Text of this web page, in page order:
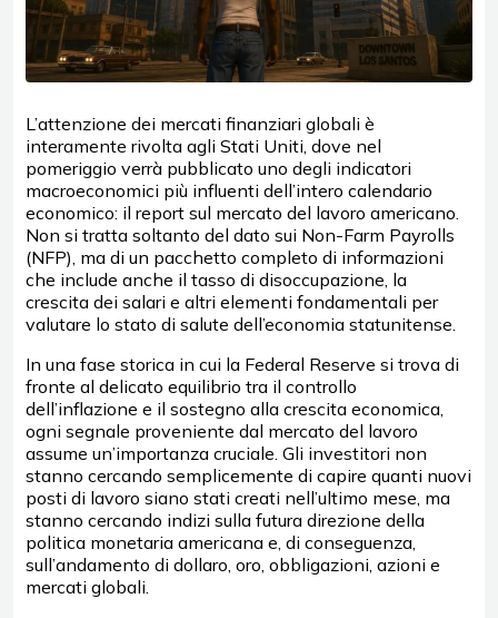
L’attenzione dei mercati finanziari globali è
interamente rivolta agli Stati Uniti, dove nel
pomeriggio verrà pubblicato uno degli indicatori
macroeconomici più influenti dell’intero calendario
economico: il report sul mercato del lavoro americano.
Non si tratta soltanto del dato sui Non-Farm Payrolls
(NFP), ma di un pacchetto completo di informazioni
che include anche il tasso di disoccupazione, la
crescita dei salari e altri elementi fondamentali per
valutare lo stato di salute dell’economia statunitense.
In una fase storica in cui la Federal Reserve si trova di
fronte al delicato equilibrio tra il controllo
dell’inflazione e il sostegno alla crescita economica,
ogni segnale proveniente dal mercato del lavoro
assume un’importanza cruciale. Gli investitori non
stanno cercando semplicemente di capire quanti nuovi
posti di lavoro siano stati creati nell’ultimo mese, ma
stanno cercando indizi sulla futura direzione della
politica monetaria americana e, di conseguenza,
sull’andamento di dollaro, oro, obbligazioni, azioni e
mercati globali.